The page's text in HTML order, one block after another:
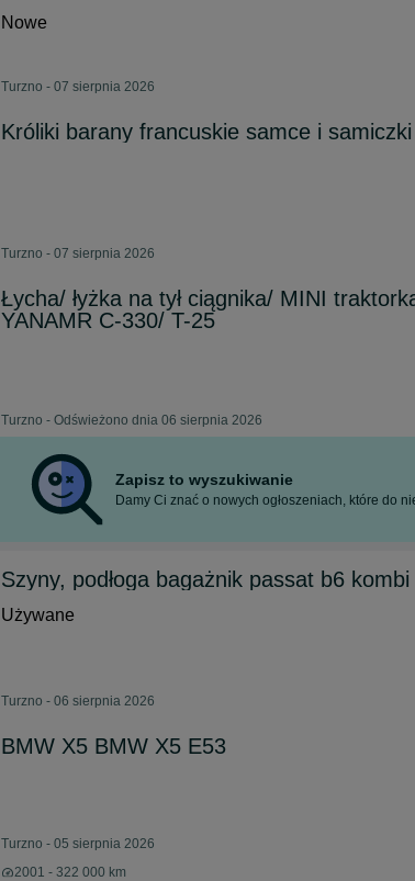
Nowe
Turzno - 07 sierpnia 2026
Króliki barany francuskie samce i samiczki
Turzno - 07 sierpnia 2026
Łycha/ łyżka na tył ciągnika/ MINI
YANAMR C-330/ T-25
Turzno - Odświeżono dnia 06 sierpnia 2026
Zapisz to wyszukiwanie
Damy Ci znać o nowych ogłoszeniach, które do
Szyny, podłoga bagażnik passat b6
Używane
Turzno - 06 sierpnia 2026
BMW X5 BMW X5 E53
Turzno - 05 sierpnia 2026
2001 - 322 000 km